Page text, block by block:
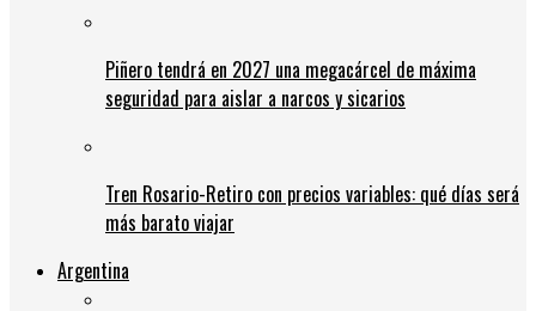
Piñero tendrá en 2027 una megacárcel de máxima
seguridad para aislar a narcos y sicarios
Tren Rosario-Retiro con precios variables: qué días será
más barato viajar
Argentina